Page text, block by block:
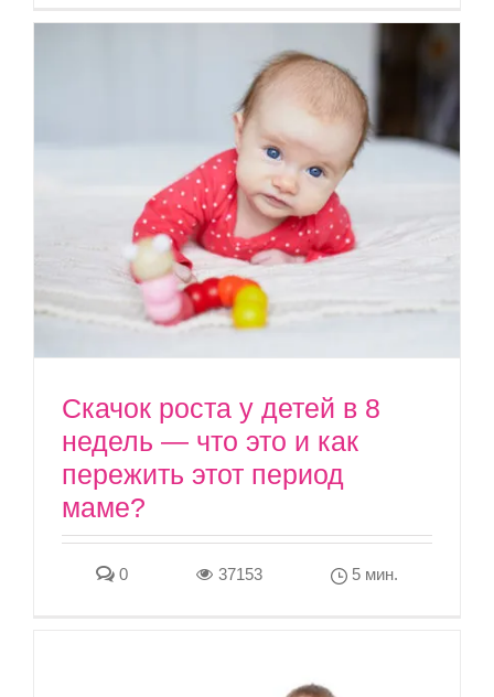
Скачок роста у детей в 8
недель — что это и как
пережить этот период
маме?
0 37153 5 мин.